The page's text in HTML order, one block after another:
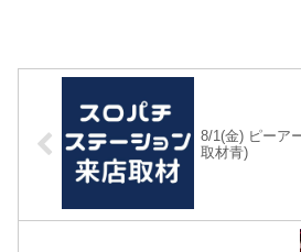
8/1(金) ピーア
取材青)